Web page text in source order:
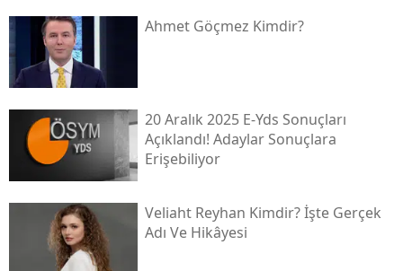
Ahmet Göçmez Kimdir?
20 Aralık 2025 E-Yds Sonuçları
Açıklandı! Adaylar Sonuçlara
Erişebiliyor
Veliaht Reyhan Kimdir? İşte Gerçek
Adı Ve Hikâyesi